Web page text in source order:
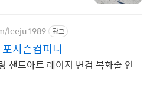
leeju1989 광고
시즌컴퍼니
샌드아트 레이저 변검 복화술 인